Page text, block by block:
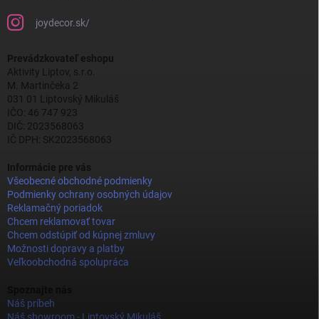
joydecor.sk/
Prevádzkovateľ eshopu
Aktivity Liptov, s.r.o.
M. Martinčeka 2
031 01 Liptovský Mikuláš
IČO: 46 747 923
DIČ: 2023568063
IČ DPH: SK2023568063
Informácie pre vás
Všeobecné obchodné podmienky
Podmienky ochrany osobných údajov
Reklamačný poriadok
Chcem reklamovať tovar
Chcem odstúpiť od kúpnej zmluvy
Možnosti dopravy a platby
Veľkoobchodná spolupráca
Náš príbeh
Náš showroom - Liptovský Mikuláš